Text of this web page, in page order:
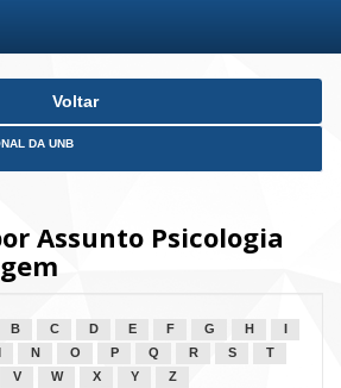
Voltar
DA UNB
Assunto Psicologia
B C D E F G H
N O P Q R S
T
V W X Y Z